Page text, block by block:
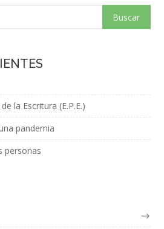
la Escritura (E.P.E.)
pandemia
personas